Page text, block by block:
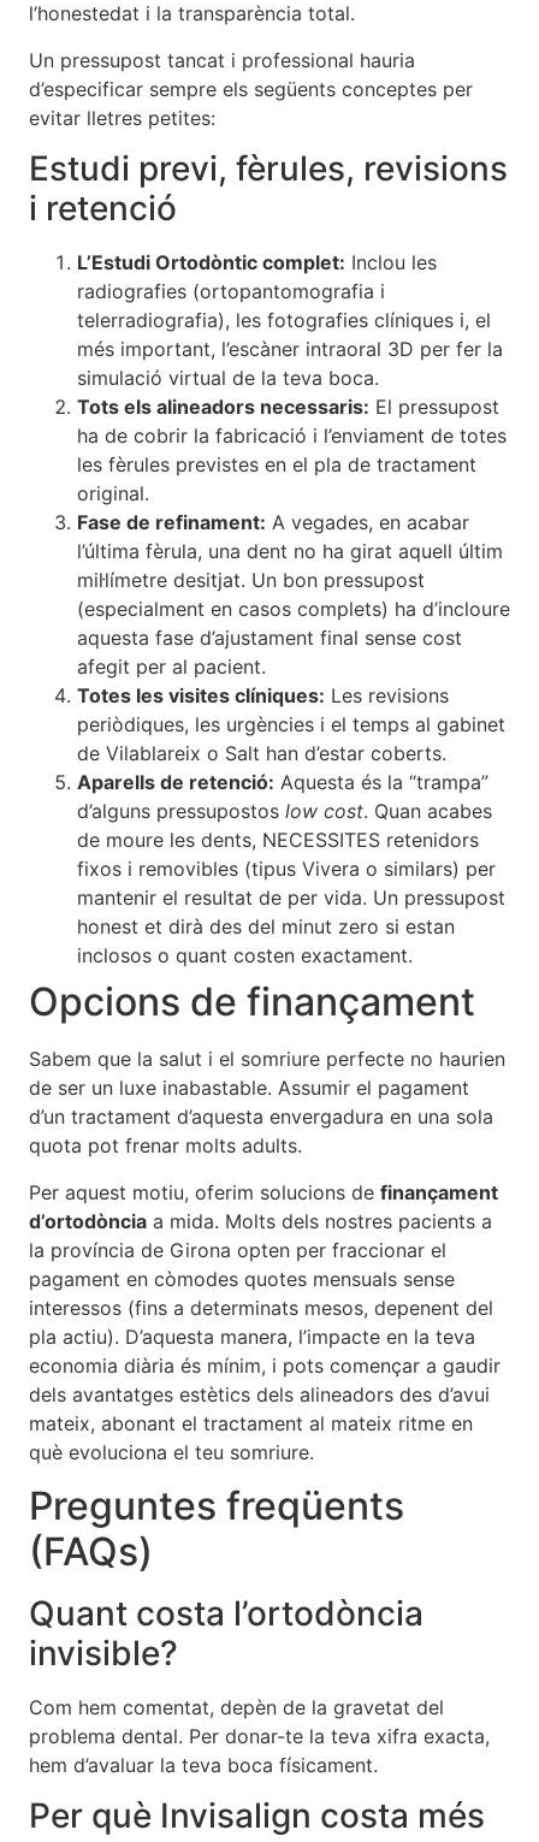
l’honestedat i la transparència total.
Un pressupost tancat i professional hauria
d’especificar sempre els següents conceptes per
evitar lletres petites:
Estudi previ, fèrules, revisions
i retenció
L’Estudi Ortodòntic complet: Inclou les
radiografies (ortopantomografia i
telerradiografia), les fotografies clíniques i, el
més important, l’escàner intraoral 3D per fer la
simulació virtual de la teva boca.
Tots els alineadors necessaris: El pressupost
ha de cobrir la fabricació i l’enviament de totes
les fèrules previstes en el pla de tractament
original.
Fase de refinament: A vegades, en acabar
l’última fèrula, una dent no ha girat aquell últim
mil·límetre desitjat. Un bon pressupost
(especialment en casos complets) ha d’incloure
aquesta fase d’ajustament final sense cost
afegit per al pacient.
Totes les visites clíniques: Les revisions
periòdiques, les urgències i el temps al gabinet
de Vilablareix o Salt han d’estar coberts.
Aparells de retenció: Aquesta és la “trampa”
d’alguns pressupostos low cost. Quan acabes
de moure les dents, NECESSITES retenidors
fixos i removibles (tipus Vivera o similars) per
mantenir el resultat de per vida. Un pressupost
honest et dirà des del minut zero si estan
inclosos o quant costen exactament.
Opcions de finançament
Sabem que la salut i el somriure perfecte no haurien
de ser un luxe inabastable. Assumir el pagament
d’un tractament d’aquesta envergadura en una sola
quota pot frenar molts adults.
Per aquest motiu, oferim solucions de finançament
d’ortodòncia a mida. Molts dels nostres pacients a
la província de Girona opten per fraccionar el
pagament en còmodes quotes mensuals sense
interessos (fins a determinats mesos, depenent del
pla actiu). D’aquesta manera, l’impacte en la teva
economia diària és mínim, i pots començar a gaudir
dels avantatges estètics dels alineadors des d’avui
mateix, abonant el tractament al mateix ritme en
què evoluciona el teu somriure.
Preguntes freqüents
(FAQs)
Quant costa l’ortodòncia
invisible?
Com hem comentat, depèn de la gravetat del
problema dental. Per donar-te la teva xifra exacta,
hem d’avaluar la teva boca físicament.
Per què Invisalign costa més